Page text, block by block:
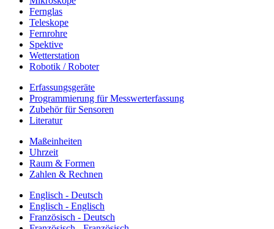
Fernglas
Teleskope
Fernrohre
Spektive
Wetterstation
Robotik / Roboter
Erfassungsgeräte
Programmierung für Messwerterfassung
Zubehör für Sensoren
Literatur
Maßeinheiten
Uhrzeit
Raum & Formen
Zahlen & Rechnen
Englisch - Deutsch
Englisch - Englisch
Französisch - Deutsch